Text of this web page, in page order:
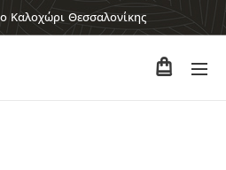
Καλοχώρι Θεσσαλονίκης